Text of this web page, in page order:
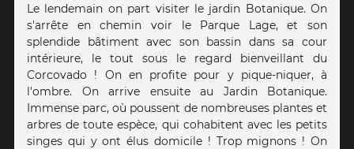
Le lendemain on part visiter le jardin Botanique. On
s'arrête en chemin voir le Parque Lage, et son
splendide bâtiment avec son bassin dans sa cour
intérieure, le tout sous le regard bienveillant du
Corcovado ! On en profite pour y pique-niquer, à
l'ombre. On arrive ensuite au Jardin Botanique.
Immense parc, où poussent de nombreuses plantes et
arbres de toute espèce, qui cohabitent avec les petits
singes qui y ont élus domicile ! Trop mignons ! On